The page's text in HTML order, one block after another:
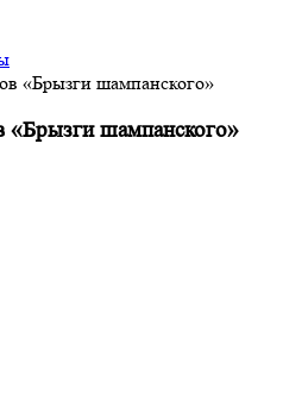
«Брызги шампанского»
«Брызги шампанского»